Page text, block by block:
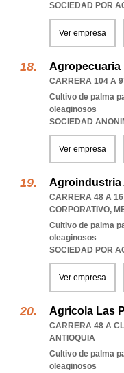
SOCIEDAD POR
Ver empresa
Agropecuaria
CARRERA 104 A
Cultivo de palma
oleaginosos
SOCIEDAD
Ver empresa
Agroindustria
CARRERA 48 A 16
CORPORATIVO,
Cultivo de palma
oleaginosos
SOCIEDAD POR
Ver empresa
Agricola Las
CARRERA 48 A
ANTIOQUIA
Cultivo de palma
oleaginosos